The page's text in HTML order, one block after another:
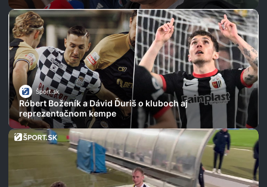
Šport.sk
Róbert Boženík a Dávid Ďuriš o kluboch aj
reprezentačnom kempe